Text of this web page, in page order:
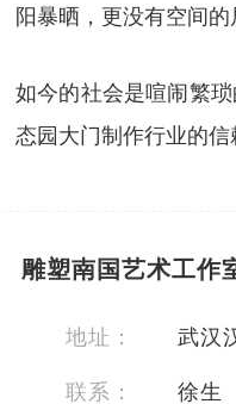
阳暴晒，更没有空间的
如今的社会是喧闹繁
态园大门制作行业的信
雕塑南国艺术工作
地址：
武汉
联系：
徐生